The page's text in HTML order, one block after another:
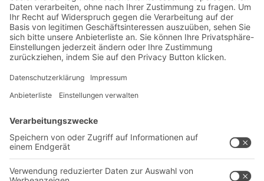
Lager- & Logistiknews
Exklusive Rabatte
Neuheiten
Newsletter abonnieren
Lösungen
Intralogistiklösungen
Behältersysteme
Beratung & Service
Kontaktformular